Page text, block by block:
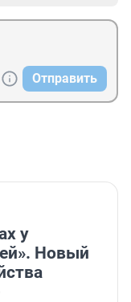
Отправить
у
Новый